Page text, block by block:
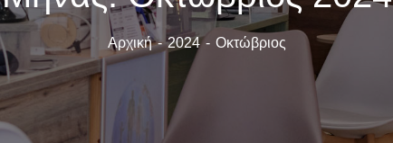
Αρχική 2024 Οκτώβριος